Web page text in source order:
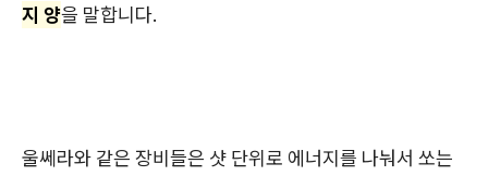
지 양을 말합니다.
울쎄라와 같은 장비들은 샷 단위로 에너지를 나눠서 쏘는